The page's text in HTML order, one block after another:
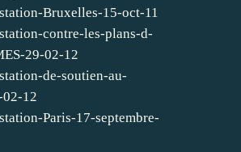
Bruxelles-15-oct-11
contre-les-plans-d-
29-02-12
de-soutien-au-
12
Paris-17-septembre-